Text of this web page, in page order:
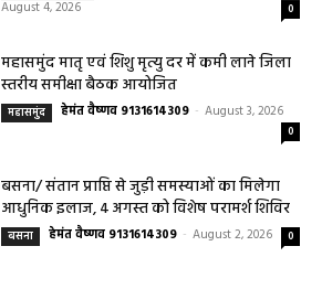
August 4, 2026
0
महासमुंद मातृ एवं शिशु मृत्यु दर में कमी लाने जिला
स्तरीय समीक्षा बैठक आयोजित
महासमुंद हेमंत वैष्णव 9131614309 - August 3, 2026
0
बसना/ संतान प्राप्ति से जुड़ी समस्याओं का मिलेगा
आधुनिक इलाज, 4 अगस्त को विशेष परामर्श शिविर
बसना हेमंत वैष्णव 9131614309 - August 2, 2026 0